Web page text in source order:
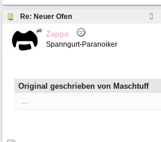
Re: Neuer Ofen
Zappa
Spanngurt-Paranoiker
Original geschrieben von Maschtuff
...